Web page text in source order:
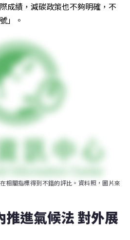
成績，減碳政策也不夠明確，不
」。
相關指標得到不錯的評比。資料照，圖片來
推進氣候法 對外展